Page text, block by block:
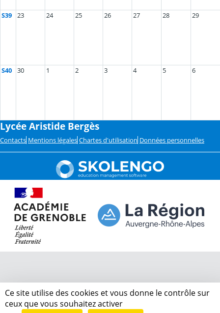
S39 23 24 25 26 27 28 29
S40 30 1 2 3 4 5 6
Lycée Aristide Bergès
Contacts Mentions légales Chartes d'utilisation Données personnelles
Ce site utilise des cookies et vous donne le contrôle sur
ceux que vous souhaitez activer